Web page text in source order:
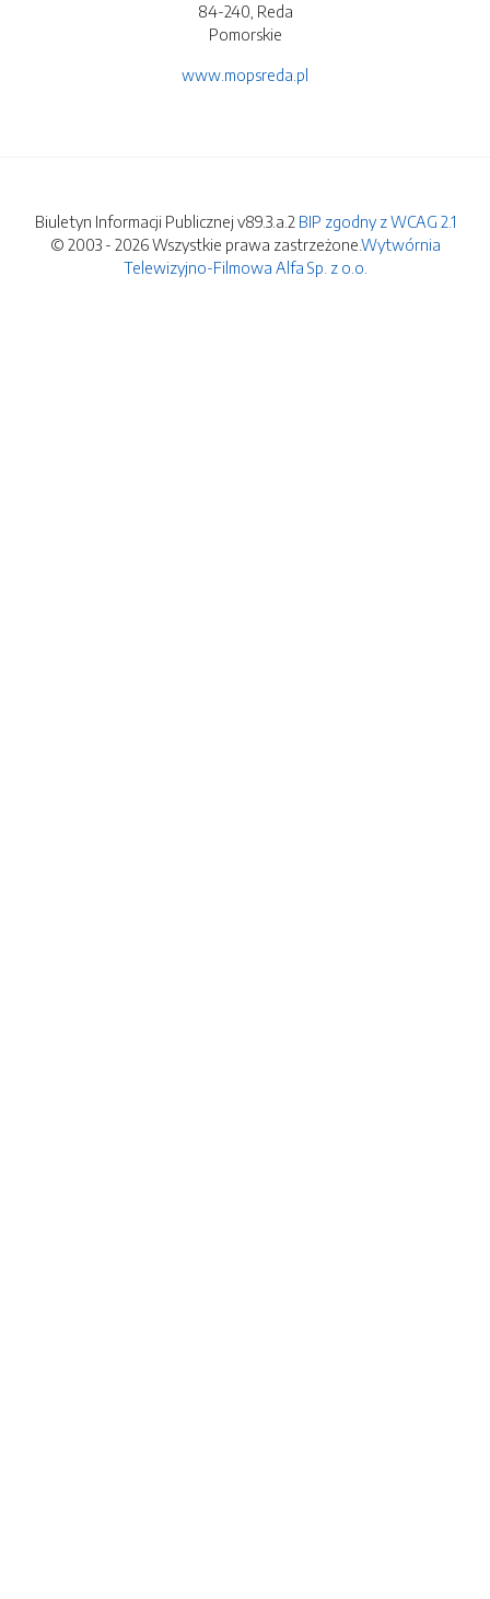
84-240, Reda
Pomorskie
www.mopsreda.pl
Biuletyn Informacji Publicznej v89.3.a.2 BIP zgodny z WCAG 2.1
© 2003 - 2026 Wszystkie prawa zastrzeżone.Wytwórnia
Telewizyjno-Filmowa Alfa Sp. z o.o.